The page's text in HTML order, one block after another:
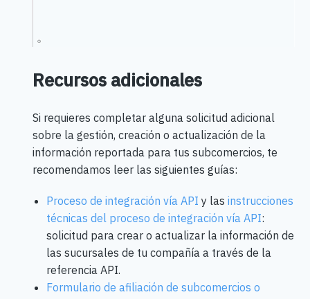
Recursos adicionales
Si requieres completar alguna solicitud adicional
sobre la gestión, creación o actualización de la
información reportada para tus subcomercios, te
recomendamos leer las siguientes guías:
Proceso de integración vía API y las instrucciones
técnicas del proceso de integración vía API:
solicitud para crear o actualizar la información de
las sucursales de tu compañía a través de la
referencia API.
Formulario de afiliación de subcomercios o